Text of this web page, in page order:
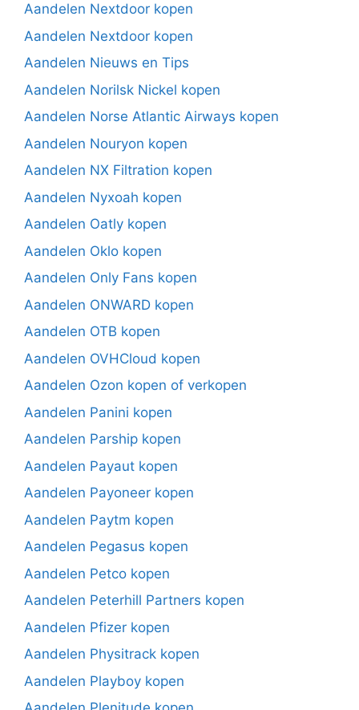
Aandelen Nextdoor kopen
Aandelen Nextdoor kopen
Aandelen Nieuws en Tips
Aandelen Norilsk Nickel kopen
Aandelen Norse Atlantic Airways kopen
Aandelen Nouryon kopen
Aandelen NX Filtration kopen
Aandelen Nyxoah kopen
Aandelen Oatly kopen
Aandelen Oklo kopen
Aandelen Only Fans kopen
Aandelen ONWARD kopen
Aandelen OTB kopen
Aandelen OVHCloud kopen
Aandelen Ozon kopen of verkopen
Aandelen Panini kopen
Aandelen Parship kopen
Aandelen Payaut kopen
Aandelen Payoneer kopen
Aandelen Paytm kopen
Aandelen Pegasus kopen
Aandelen Petco kopen
Aandelen Peterhill Partners kopen
Aandelen Pfizer kopen
Aandelen Physitrack kopen
Aandelen Playboy kopen